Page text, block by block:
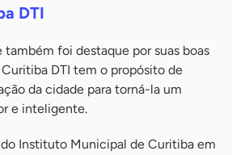
DTI
também foi destaque por suas boas
DTI tem o propósito de
da cidade para torná-la um
e inteligente.
Instituto Municipal de Curitiba em